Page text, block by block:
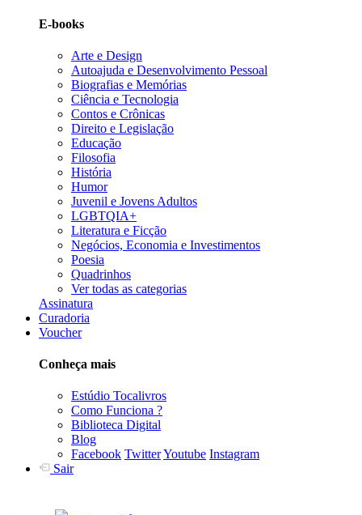
E-books
Arte e Design
Autoajuda e Desenvolvimento Pessoal
Biografias e Memórias
Ciência e Tecnologia
Contos e Crônicas
Direito e Legislação
Educação
Filosofia
História
Humor
Juvenil e Jovens Adultos
LGBTQIA+
Literatura e Ficção
Negócios, Economia e Investimentos
Poesia
Quadrinhos
Ver todas as categorias
Assinatura
Curadoria
Voucher
Conheça mais
Estúdio Tocalivros
Como Funciona ?
Biblioteca Digital
Blog
Facebook TwitterYoutube Instagram
Sair